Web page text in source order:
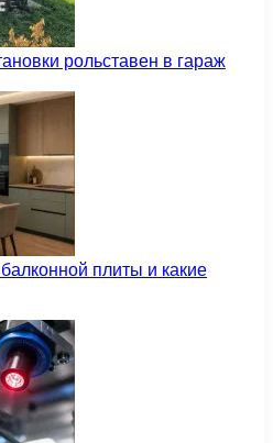
рольставен в гараж
плиты и какие